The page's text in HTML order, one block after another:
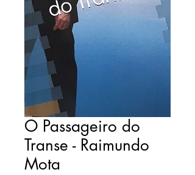
O Passageiro do
Transe - Raimundo
Mota